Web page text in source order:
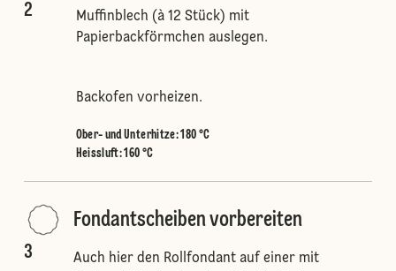
2
Muffinblech (à 12 Stück) mit
Papierbackförmchen auslegen.
Backofen vorheizen.
Ober- und Unterhitze:180 °C
Heissluft:160 °C
3
Fondantscheiben vorbereiten
Auch hier den Rollfondant auf einer mit